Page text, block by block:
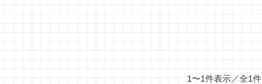
1〜1件表示／全1件